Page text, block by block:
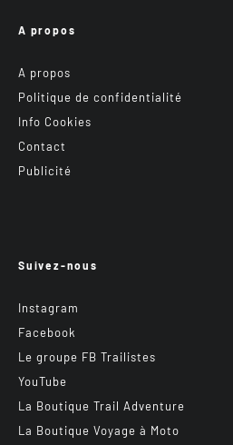
A propos
A propos
Politique de confidentialité
Info Cookies
Contact
Publicité
Suivez-nous
Instagram
Facebook
Le groupe FB Trailistes
YouTube
La Boutique Trail Adventure
La Boutique Voyage à Moto